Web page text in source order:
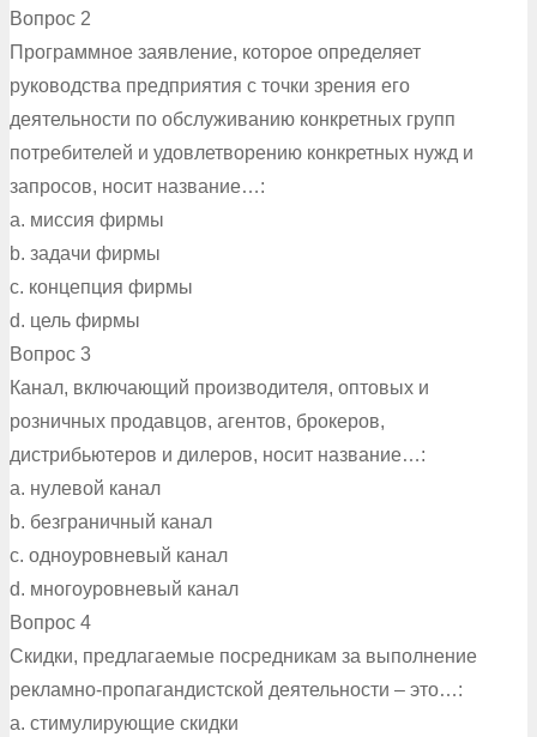
Вопрос 2
Программное заявление, которое определяет
руководства предприятия с точки зрения его
деятельности по обслуживанию конкретных групп
потребителей и удовлетворению конкретных нужд и
запросов, носит название…:
a. миссия фирмы
b. задачи фирмы
c. концепция фирмы
d. цель фирмы
Вопрос 3
Канал, включающий производителя, оптовых и
розничных продавцов, агентов, брокеров,
дистрибьютеров и дилеров, носит название…:
a. нулевой канал
b. безграничный канал
c. одноуровневый канал
d. многоуровневый канал
Вопрос 4
Скидки, предлагаемые посредникам за выполнение
рекламно-пропагандистской деятельности – это…:
a. стимулирующие скидки